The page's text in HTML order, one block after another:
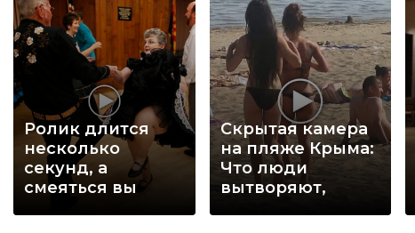
Ролик длится
несколько
секунд, а
смеяться вы
Скрытая камера
на пляже Крыма:
Что люди
вытворяют,